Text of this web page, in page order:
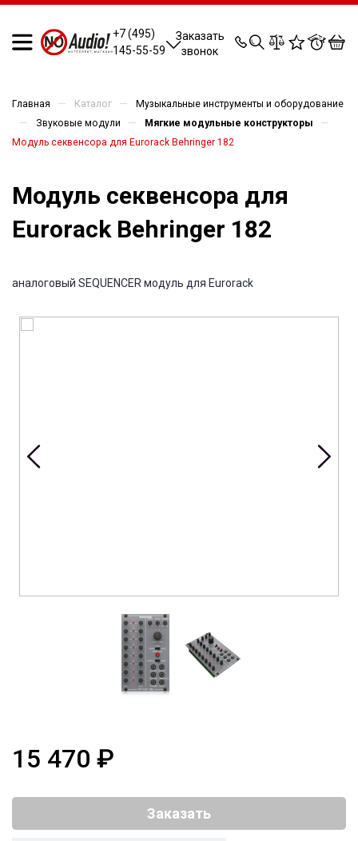
+7 (495)
145-55-59
Заказать
звонок
0 0 0 0
Главная — Каталог — Музыкальные инструменты и оборудование
— Звуковые модули — Мягкие модульные конструкторы —
Модуль секвенсора для Eurorack Behringer 182
Модуль секвенсора для
Eurorack Behringer 182
аналоговый SEQUENCER модуль для Eurorack
15 470 ₽
Заказать